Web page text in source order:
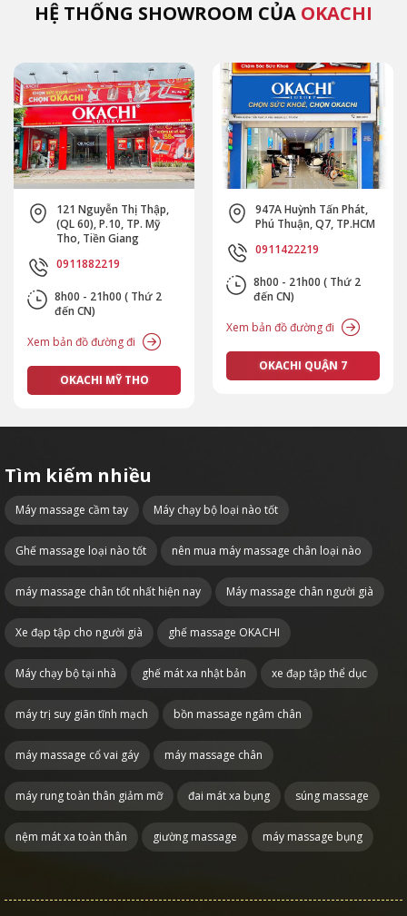
HỆ THỐNG SHOWROOM CỦA OKACHI
947A Huỳnh Tấn Phát,
Phú Thuận, Q7, TP.HCM
0911422219
đến CN)
OKACHI QUẬN 7
654 Cộng Hoà, P.13.
Tân Bình, TP.HCM
0911472219
8h00 - 21h00 ( Thứ 2
đến CN)
Xem bản đồ đường đi
OKACHI TÂN BÌNH
Tìm kiếm nhiều
Máy massage cầm tay Máy chạy bộ loại nào tốt
Ghế massage loại nào tốt nên mua máy massage chân loại nào
máy massage chân tốt nhất hiện nay Máy massage chân người già
Xe đạp tập cho người già ghế massage OKACHI
Máy chạy bộ tại nhà ghế mát xa nhật bản xe đạp tập thể dục
máy trị suy giãn tĩnh mạch bồn massage ngâm chân
máy massage cổ vai gáy máy massage chân
máy rung toàn thân giảm mỡ đai mát xa bụng súng massage
nệm mát xa toàn thân giường massage máy massage bụng